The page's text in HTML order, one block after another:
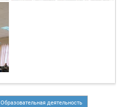
Образовательная деятельность